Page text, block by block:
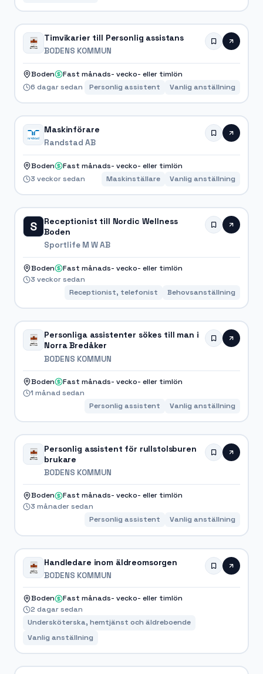
Timvikarier till Personlig assistans
BODENS KOMMUN
Boden
Fast månads- vecko- eller timlön
6 dagar sedan
Personlig assistent Vanlig anställning
Maskinförare
Randstad AB
Boden
Fast månads- vecko- eller timlön
3 veckor sedan
Maskinställare Vanlig anställning
S
Receptionist till Nordic Wellness
Boden
Sportlife M W AB
Boden
Fast månads- vecko- eller timlön
3 veckor sedan
Receptionist, telefonist
Behovsanställning
Personliga assistenter sökes till man i
Norra Bredåker
BODENS KOMMUN
Boden
Fast månads- vecko- eller timlön
1 månad sedan
Personlig assistent
Vanlig anställning
Personlig assistent för rullstolsburen
brukare
BODENS KOMMUN
Boden
Fast månads- vecko- eller timlön
3 månader sedan
Personlig assistent
Vanlig anställning
Handledare inom äldreomsorgen
BODENS KOMMUN
Boden
Fast månads- vecko- eller timlön
2 dagar sedan
Undersköterska, hemtjänst och äldreboende
Vanlig anställning